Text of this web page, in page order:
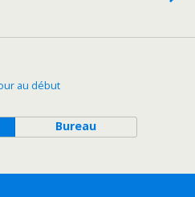
au début
Bureau